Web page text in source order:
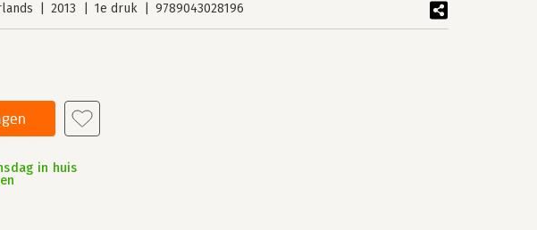
2013 1e druk 9789043028196
in huis